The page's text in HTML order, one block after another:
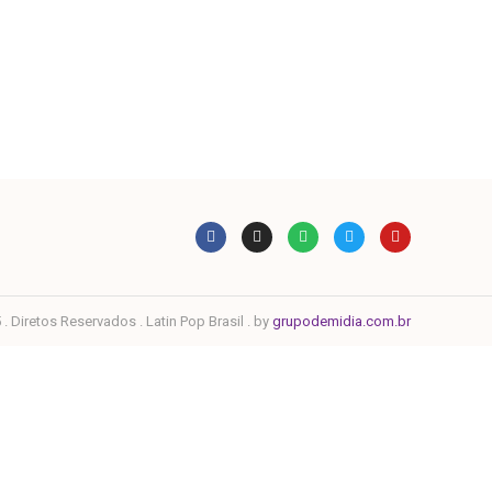
. Diretos Reservados . Latin Pop Brasil . by grupodemidia.com.br